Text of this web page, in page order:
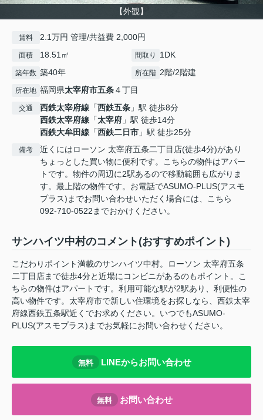
【外観】
賃料 2.1万円 管理/共益費 2,000円
面積 18.51㎡ 間取り 1DK
築年数 築40年 所在階 2階/2階建
所在地 福岡県太宰府市五条４丁目
交通 西鉄太宰府線 「西鉄五条 」駅 徒歩8分
西鉄太宰府線 「太宰府 」駅 徒歩14分
西鉄大牟田線 「西鉄二日市 」駅 徒歩25分
備考
近くにはローソン 太宰府五条二丁目店(徒歩4分)があり
ちょっとした買い物に便利です。こちらの物件はアパー
トです。物件の周辺に2駅あるので移動範囲も広がりま
す。最上階の物件です。お電話でASUMO-PLUS(アスモ
プラス)までお問い合わせいただく場合には、こちら
092-710-0522までおかけください。
サンハイツ中村のコメント(おすすめポイント)
こだわりポイント満載のサンハイツ中村。ローソン 太宰府五条
二丁目店まで徒歩4分と近場にコンビニがあるのもポイント。こ
ちらの物件はアパートです。利用可能な駅が2駅あり、利便性の
高い物件です。太宰府市で新しい住環境をお探しなら、西鉄太宰
府線西鉄五条駅近くでお求めください。いつでもASUMO-
PLUS(アスモプラス)までお気軽にお問い合わせください。
無料 LINEからお問い合わせ
無料 お問い合わせ